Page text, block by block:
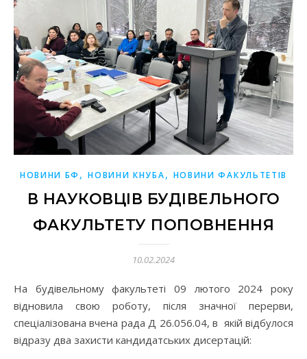
НОВИНИ БФ ,НОВИНИ КНУБА, НОВИНИ ФАКУЛЬТЕТІВ
В НАУКОВЦІВ БУДІВЕЛЬНОГО
ФАКУЛЬТЕТУ ПОПОВНЕННЯ
10.02.2024
На будівельному факультеті 09 лютого 2024 року
відновила свою роботу, після значної перерви,
спеціалізована вчена рада Д 26.056.04, в якій відбулося
відразу два захисти кандидатських дисертацій: